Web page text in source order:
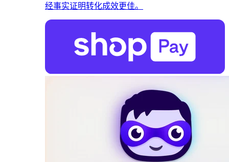
经事实证明转化成效更佳。